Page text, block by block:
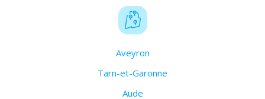
Aveyron
Tarn-et-Garonne
Aude